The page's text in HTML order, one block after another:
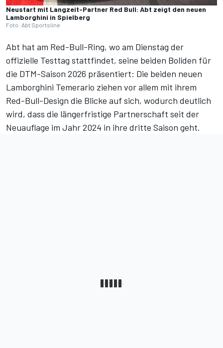
Neustart mit Langzeit-Partner Red Bull: Abt zeigt den neuen
Lamborghini in Spielberg
Foto: Abt Sportsline
Abt hat am Red-Bull-Ring, wo am Dienstag der
offizielle Testtag stattfindet, seine beiden Boliden für
die DTM-Saison 2026 präsentiert: Die beiden neuen
Lamborghini Temerario ziehen vor allem mit ihrem
Red-Bull-Design die Blicke auf sich, wodurch deutlich
wird, dass die längerfristige Partnerschaft seit der
Neuauflage im Jahr 2024 in ihre dritte Saison geht.